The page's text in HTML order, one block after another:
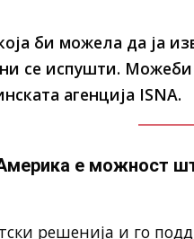
би можела да ја
се испушти.
агенција ISNA.
е можност
решенија и го